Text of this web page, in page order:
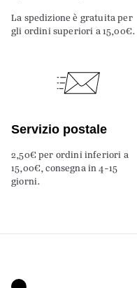
La spedizione è gratuita per
gli ordini superiori a 15,00€.
Servizio postale
2,50€ per ordini inferiori a
15,00€, consegna in 4-15
giorni.